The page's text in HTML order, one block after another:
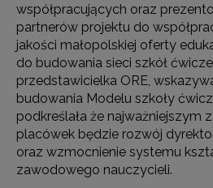
współpracujących oraz
partnerów projektu do
jakości małopolskiej oferty
do budowania sieci szkół
przedstawicielka ORE,
budowania Modelu szkoły
podkreślała że najważniejszym
placówek będzie rozwój
oraz wzmocnienie systemu
zawodowego nauczycieli.